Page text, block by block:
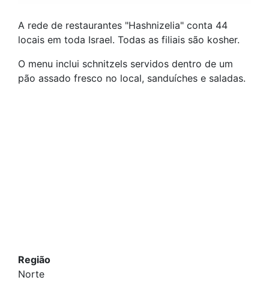
A rede de restaurantes "Hashnizelia" conta 44
locais em toda Israel. Todas as filiais são kosher.
O menu inclui schnitzels servidos dentro de um
pão assado fresco no local, sanduíches e saladas.
Região
Norte